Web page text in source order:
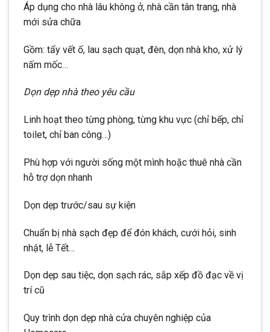
Áp dụng cho nhà lâu không ở, nhà cần tân trang, nhà
mới sửa chữa
Gồm: tẩy vết ố, lau sạch quạt, đèn, dọn nhà kho, xử lý
nấm mốc…
Dọn dẹp nhà theo yêu cầu
Linh hoạt theo từng phòng, từng khu vực (chỉ bếp, chỉ
toilet, chỉ ban công…)
Phù hợp với người sống một mình hoặc thuê nhà cần
hỗ trợ dọn nhanh
Dọn dẹp trước/sau sự kiện
Chuẩn bị nhà sạch đẹp để đón khách, cưới hỏi, sinh
nhật, lễ Tết…
Dọn dẹp sau tiệc, dọn sạch rác, sắp xếp đồ đạc về vị
trí cũ
Quy trình dọn dẹp nhà cửa chuyên nghiệp của